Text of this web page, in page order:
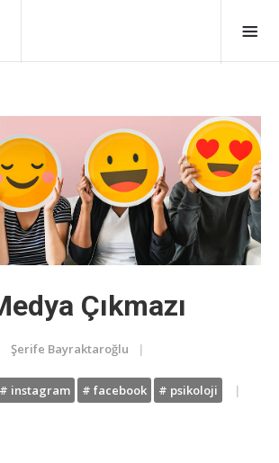
Çıkmazı
Şerife Bayraktaroğlu
# instagram # facebook # psikoloji